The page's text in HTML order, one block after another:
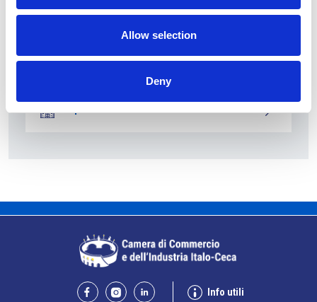
Allow selection
Deny
La società pubblica České dráhy verso la
riconferma nella gara di servizio ferroviario
Info utili